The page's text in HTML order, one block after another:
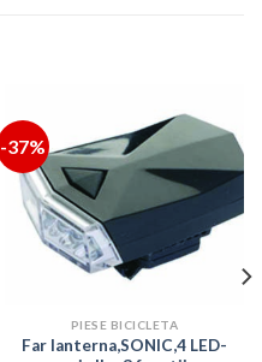
-37%
PIESE BICICLETA
Far lanterna,SONIC,4 LED-